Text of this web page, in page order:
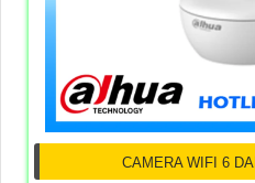
CAMERA WIFI 6